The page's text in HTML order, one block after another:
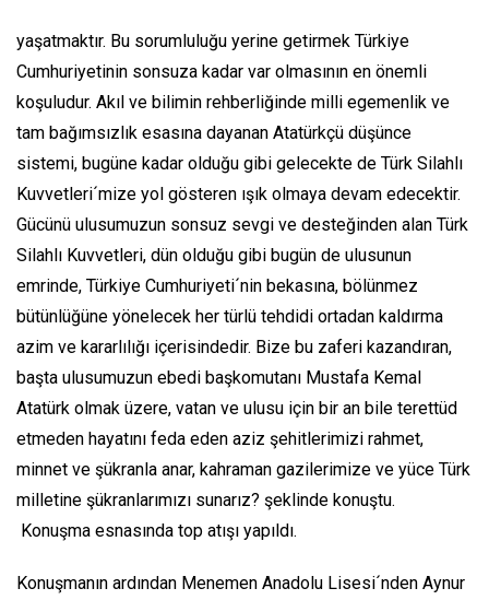
yaşatmaktır. Bu sorumluluğu yerine getirmek Türkiye
Cumhuriyetinin sonsuza kadar var olmasının en önemli
koşuludur. Akıl ve bilimin rehberliğinde milli egemenlik ve
tam bağımsızlık esasına dayanan Atatürkçü düşünce
sistemi, bugüne kadar olduğu gibi gelecekte de Türk Silahlı
Kuvvetleri´mize yol gösteren ışık olmaya devam edecektir.
Gücünü ulusumuzun sonsuz sevgi ve desteğinden alan Türk
Silahlı Kuvvetleri, dün olduğu gibi bugün de ulusunun
emrinde, Türkiye Cumhuriyeti´nin bekasına, bölünmez
bütünlüğüne yönelecek her türlü tehdidi ortadan kaldırma
azim ve kararlılığı içerisindedir. Bize bu zaferi kazandıran,
başta ulusumuzun ebedi başkomutanı Mustafa Kemal
Atatürk olmak üzere, vatan ve ulusu için bir an bile terettüd
etmeden hayatını feda eden aziz şehitlerimizi rahmet,
minnet ve şükranla anar, kahraman gazilerimize ve yüce Türk
milletine şükranlarımızı sunarız? şeklinde konuştu.
Konuşma esnasında top atışı yapıldı.
Konuşmanın ardından Menemen Anadolu Lisesi´nden Aynur